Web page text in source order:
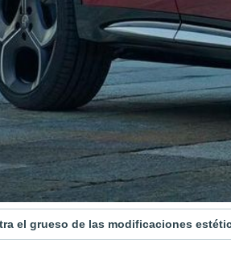
el grueso de las modificaciones